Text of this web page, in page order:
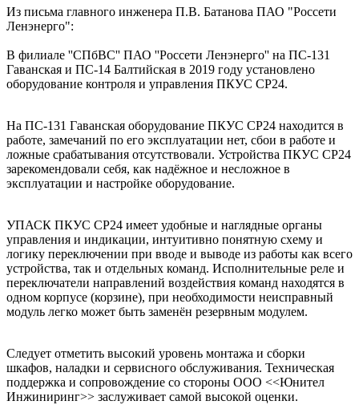
Из письма главного инженера П.В. Батанова ПАО "Россети
Ленэнерго":
В филиале ''СПбВС'' ПАО ''Россети Ленэнерго'' на ПС-131
Гаванская и ПС-14 Балтийская в 2019 году установлено
оборудование контроля и управления ПКУС СР24.
На ПС-131 Гаванская оборудование ПКУС СР24 находится в
работе, замечаний по его эксплуатации нет, сбои в работе и
ложные срабатывания отсутствовали. Устройства ПКУС СР24
зарекомендовали себя, как надёжное и несложное в
эксплуатации и настройке оборудование.
УПАСК ПКУС СР24 имеет удобные и наглядные органы
управления и индикации, интуитивно понятную схему и
логику переключении при вводе и выводе из работы как всего
устройства, так и отдельных команд. Исполнительные реле и
переключатели направлений воздействия команд находятся в
одном корпусе (корзине), при необходимости неисправный
модуль легко может быть заменён резервным модулем.
Следует отметить высокий уровень монтажа и сборки
шкафов, наладки и сервисного обслуживания. Техническая
поддержка и сопровождение со стороны ООО <<Юнител
Инжиниринг>> заслуживает самой высокой оценки.